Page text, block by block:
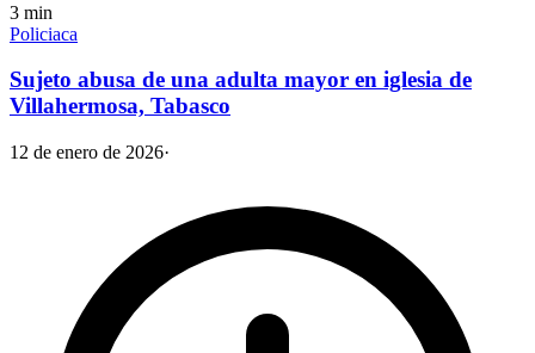
3 min
Policiaca
Sujeto abusa de una adulta mayor en iglesia de
Villahermosa, Tabasco
12 de enero de 2026·